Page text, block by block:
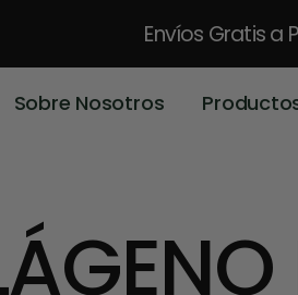
Envíos Gratisa
Sobre Nosotros